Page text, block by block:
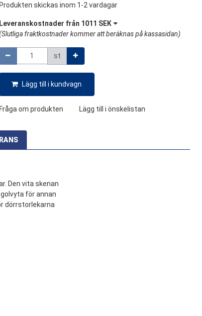
skickas inom 1-2 vardagar
Leveranskostnader från 1011 SEK
Slutliga fraktkostnader kommer att beräknas på kassasidan)
st
Lägg till i kundvagn
om produkten Lägg till i önskelistan
Den vita skenan
för annan
dörrstorlekarna